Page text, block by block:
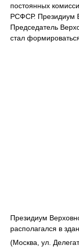
постоянных
РСФСР. Президиум
Председатель
стал
Президиум
располагался в
(Москва, ул.